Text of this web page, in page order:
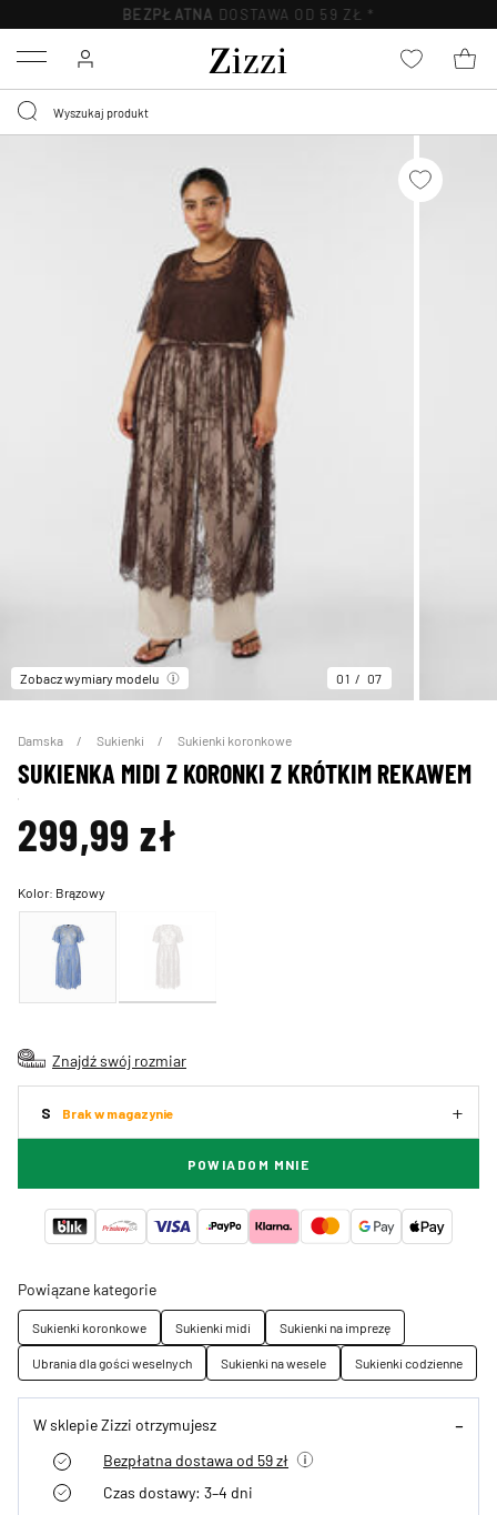
BEZPŁATNA DOSTAWA OD 59 ZŁ *
Menu
Zobacz wymiary modelu 01 07
Damska Sukienki Sukienki koronkowe
SUKIENKA MIDI Z KORONKI Z KRÓTKIM REKAWEM
299,99 zł
Kolor: Brązowy
Znajdź swój rozmiar
S Brak w magazynie
POWIADOM MNIE
Powiązane kategorie
Sukienki koronkowe Sukienki midi
Sukienki na imprezę
Ubrania dla gości weselnych
Sukienki na wesele Sukienki codzienne
W sklepie Zizzi otrzymujesz
Bezpłatna dostawa od 59 zł
Czas dostawy: 3–4 dni